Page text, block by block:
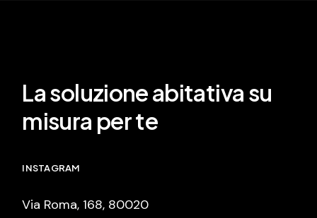
La soluzione abitativa su
misura per te
INSTAGRAM
Via Roma, 168, 80020